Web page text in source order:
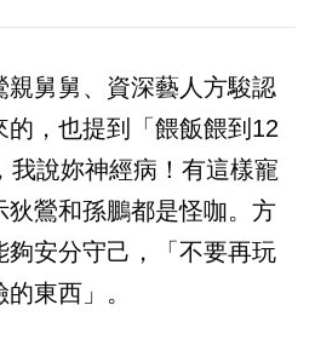
親舅舅、資深藝人方駿認
，也提到「餵飯餵到12
我說妳神經病！有這樣寵
狄鶯和孫鵬都是怪咖。方
夠安分守己，「不要再玩
東西」。